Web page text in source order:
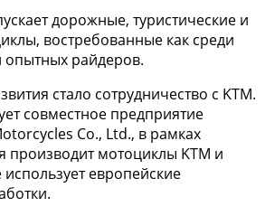
дорожные, туристические и
востребованные как среди
райдеров.
стало сотрудничество с KTM.
совместное предприятие
Co., Ltd., в рамках
производит мотоциклы KTM и
европейские